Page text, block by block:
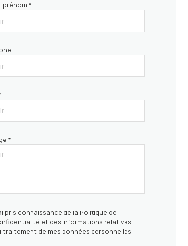
prénom *
*
pris connaissance de la Politique de
et des informations relatives
traitement de mes données personnelles